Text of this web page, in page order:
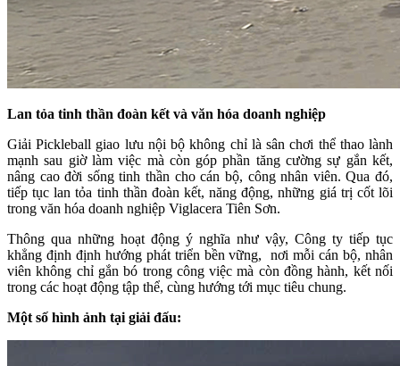
Lan tỏa tinh thần đoàn kết và văn hóa doanh nghiệp
Giải Pickleball giao lưu nội bộ không chỉ là sân chơi thể thao lành
mạnh sau giờ làm việc mà còn góp phần tăng cường sự gắn kết,
nâng cao đời sống tinh thần cho cán bộ, công nhân viên. Qua đó,
tiếp tục lan tỏa tinh thần đoàn kết, năng động, những giá trị cốt lõi
trong văn hóa doanh nghiệp Viglacera Tiên Sơn.
Thông qua những hoạt động ý nghĩa như vậy, Công ty tiếp tục
khẳng định định hướng phát triển bền vững, nơi mỗi cán bộ, nhân
viên không chỉ gắn bó trong công việc mà còn đồng hành, kết nối
trong các hoạt động tập thể, cùng hướng tới mục tiêu chung.
Một số hình ảnh tại giải đấu: